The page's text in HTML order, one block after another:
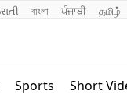
বাংলা ਪੰਜਾਬੀ தமிழ்
Sports Short